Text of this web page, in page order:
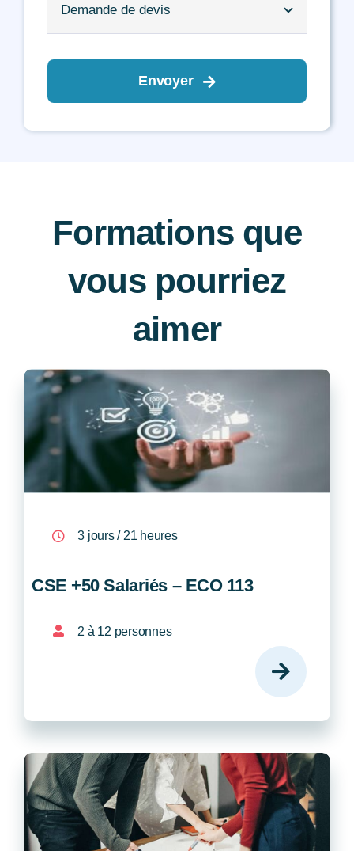
Envoyer
Formations que
vous pourriez
aimer
3 jours / 21 heures
CSE +50 Salariés – ECO 113
2 à 12 personnes